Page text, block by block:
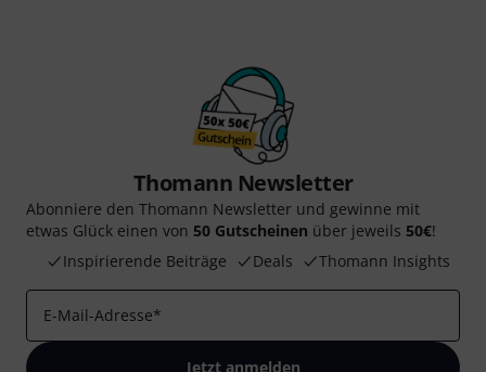
Thomann Newsletter
Abonniere den Thomann Newsletter und gewinne mit
etwas Glück einen von 50 Gutscheinen über jeweils 50€!
Inspirierende Beiträge
Deals Thomann Insights
E-Mail-Adresse*
Jetzt anmelden